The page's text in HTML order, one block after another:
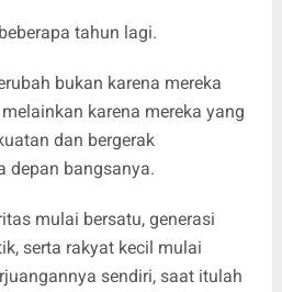
tahun lagi.
bukan karena mereka
karena mereka yang
dan bergerak
depan bangsanya.
mulai bersatu, generasi
serta rakyat kecil mulai
sendiri, saat itulah